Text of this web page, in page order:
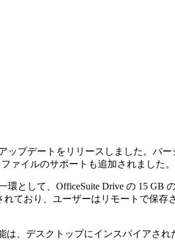
プデートをリリースしました。バ
ァイルのサポートも追加されました。
として、OfficeSuite Drive の 15 GB
ており、ユーザーはリモートで保存
、デスクトップにインスパイアさ